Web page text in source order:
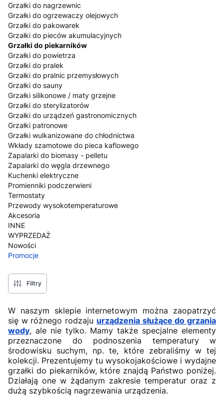
Grzałki do nagrzewnic
Grzałki do ogrzewaczy olejowych
Grzałki do pakowarek
Grzałki do pieców akumulacyjnych
Grzałki do piekarników
Grzałki do powietrza
Grzałki do pralek
Grzałki do pralnic przemysłowych
Grzałki do sauny
Grzałki silikonowe / maty grzejne
Grzałki do sterylizatorów
Grzałki do urządzeń gastronomicznych
Grzałki patronowe
Grzałki wulkanizowane do chłodnictwa
Wkłady szamotowe do pieca kaflowego
Zapalarki do biomasy - pelletu
Zapalarki do węgla drzewnego
Kuchenki elektryczne
Promienniki podczerwieni
Termostaty
Przewody wysokotemperaturowe
Akcesoria
INNE
WYPRZEDAŻ
Nowości
Promocje
Filtry
W naszym sklepie internetowym można zaopatrzyć
się w różnego rodzaju urządzenia służące do grzania
wody, ale nie tylko. Mamy także specjalne elementy
przeznaczone do podnoszenia temperatury w
środowisku suchym, np. te, które zebraliśmy w tej
kolekcji. Prezentujemy tu wysokojakościowe i wydajne
grzałki do piekarników, które znajdą Państwo poniżej.
Działają one w żądanym zakresie temperatur oraz z
dużą szybkością nagrzewania urządzenia.